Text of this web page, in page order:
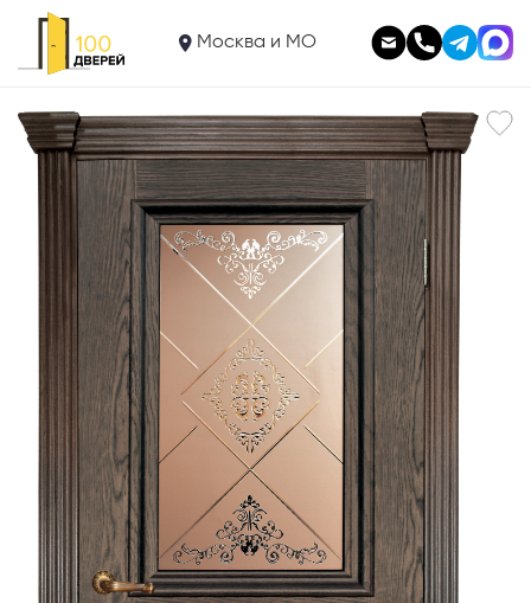
Москва и МО
Межкомнатная дверь
Авелина Английский дуб
25 875
В корзину